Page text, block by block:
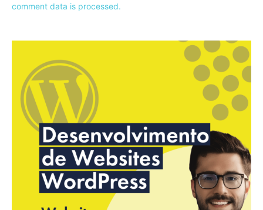
comment data is processed.